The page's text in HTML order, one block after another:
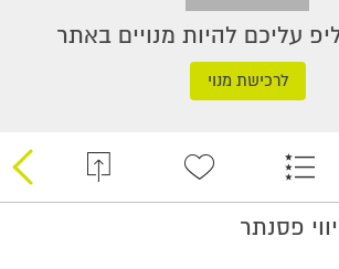
עליכם להיות מנויים באתר
לרכישת מנוי
פסנתר